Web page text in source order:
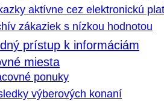
aktívne cez elektronickú
zákaziek s nízkou hodnotou
prístup k informáciám
miesta
ponuky
výberových konaní